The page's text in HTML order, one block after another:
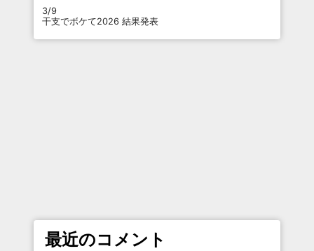
3/9
干支でボケて2026 結果発表
最近のコメント